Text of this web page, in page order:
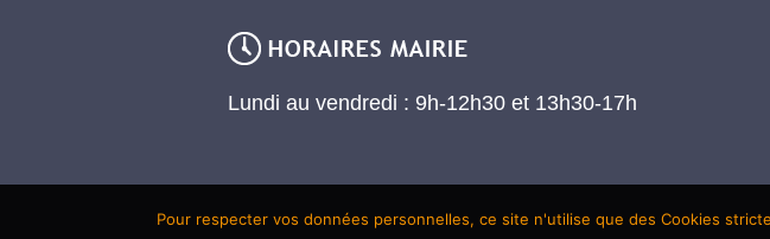
Lundi au vendredi : 9h-12h30 et 13h30-17h
Pour respecter vos données personnelles, ce site n'utilise que des Cookies